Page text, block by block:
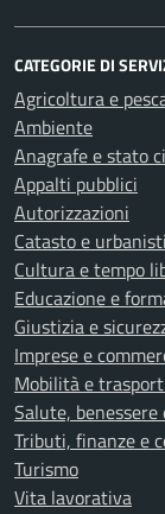
CATEGORIE DI
Agricoltura e
Ambiente
Anagrafe e stato
Appalti pubblici
Autorizzazioni
Catasto e
Cultura e tempo
Educazione e
Giustizia e
Imprese e
Mobilità e
Salute, benessere
Tributi, finanze e
Turismo
Vita lavorativa